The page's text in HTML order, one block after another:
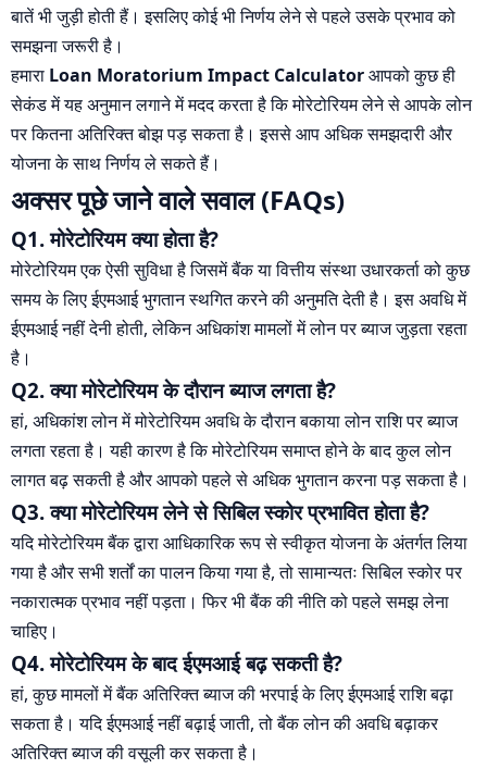
बातें भी जुड़ी होती हैं। इसलिए कोई भी निर्णय लेने से पहले उसके प्रभाव को
समझना जरूरी है।
हमारा Loan Moratorium Impact Calculatorआपको कुछ ही
सेकंड में यह अनुमान लगाने में मदद करता है कि मोरेटोरियम लेने से आपके लोन
पर कितना अतिरिक्त बोझ पड़ सकता है। इससे आप अधिक समझदारी और
योजना के साथ निर्णय ले सकते हैं।
अक्सर पूछे जाने वाले सवाल (FAQs)
Q1. मोरेटोरियम क्या होता है?
मोरेटोरियम एक ऐसी सुविधा है जिसमें बैंक या वित्तीय संस्था उधारकर्ता को कुछ
समय के लिए ईएमआई भुगतान स्थगित करने की अनुमति देती है। इस अवधि में
ईएमआई नहीं देनी होती, लेकिन अधिकांश मामलों में लोन पर ब्याज जुड़ता रहता
है।
Q2. क्या मोरेटोरियम के दौरान ब्याज लगता है?
हां, अधिकांश लोन में मोरेटोरियम अवधि के दौरान बकाया लोन राशि पर ब्याज
लगता रहता है। यही कारण है कि मोरेटोरियम समाप्त होने के बाद कुल लोन
लागत बढ़ सकती है और आपको पहले से अधिक भुगतान करना पड़ सकता है।
Q3. क्या मोरेटोरियम लेने से सिबिल स्कोर प्रभावित होता है?
यदि मोरेटोरियम बैंक द्वारा आधिकारिक रूप से स्वीकृत योजना के अंतर्गत लिया
गया है और सभी शर्तों का पालन किया गया है, तो सामान्यतः सिबिल स्कोर पर
नकारात्मक प्रभाव नहीं पड़ता। फिर भी बैंक की नीति को पहले समझ लेना
चाहिए।
Q4. मोरेटोरियम के बाद ईएमआई बढ़ सकती है?
हां, कुछ मामलों में बैंक अतिरिक्त ब्याज की भरपाई के लिए ईएमआई राशि बढ़ा
सकता है। यदि ईएमआई नहीं बढ़ाई जाती, तो बैंक लोन की अवधि बढ़ाकर
अतिरिक्त ब्याज की वसूली कर सकता है।